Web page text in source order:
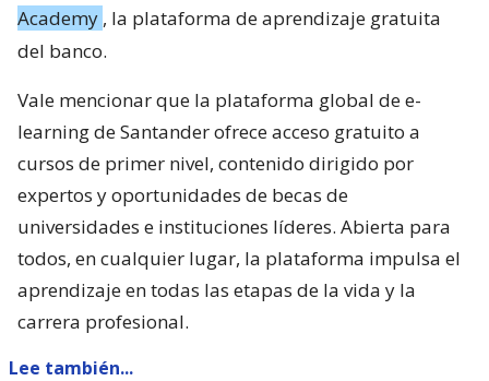
Academy , la plataforma de aprendizaje gratuita
del banco.
Vale mencionar que la plataforma global de e-
learning de Santander ofrece acceso gratuito a
cursos de primer nivel, contenido dirigido por
expertos y oportunidades de becas de
universidades e instituciones líderes. Abierta para
todos, en cualquier lugar, la plataforma impulsa el
aprendizaje en todas las etapas de la vida y la
carrera profesional.
Lee también...